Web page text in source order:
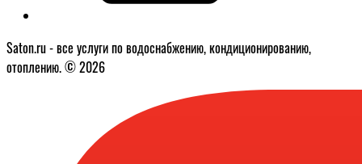
Saton.ru - все услуги по водоснабжению, кондиционированию,
отоплению. © 2026